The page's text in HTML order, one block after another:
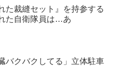
た裁縫セット』を持参する
た自衛隊員は…あ
バクバクしてる」立体駐車